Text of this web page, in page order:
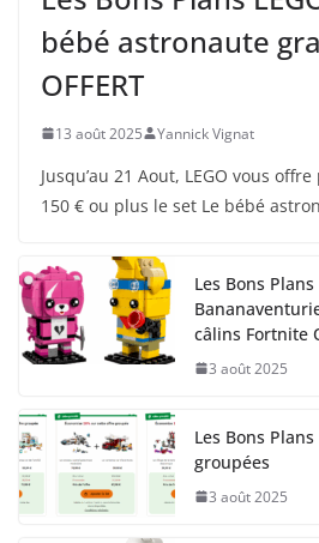
bébé astronaute
OFFERT
13 août 2025 Yannick Vignat
Jusqu’au 21 Aout, LEGO vous
150 € ou plus le set Le bébé
Les Bons Plans
câlins Fortnite
3 août 2025
Les Bons
groupées
3 août 2025